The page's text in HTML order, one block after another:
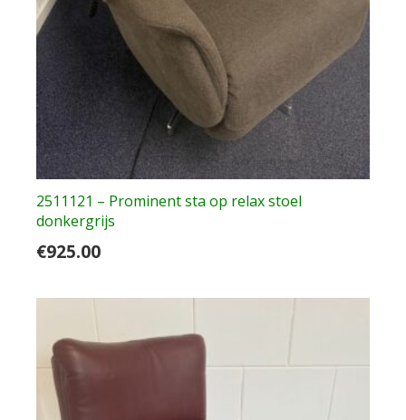
2511121 – Prominent sta op relax stoel
donkergrijs
€925.00